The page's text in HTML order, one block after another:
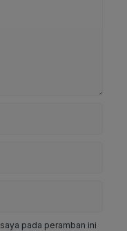
pada peramban ini